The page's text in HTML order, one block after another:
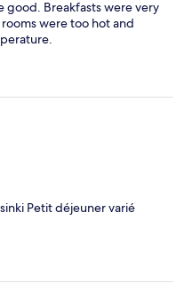
good. Breakfasts were very
were too hot and
Petit déjeuner varié